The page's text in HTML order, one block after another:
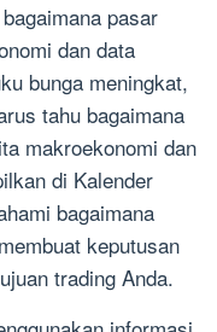
pasar
dan data
bunga meningkat,
tahu bagaimana
makroekonomi dan
di Kalender
bagaimana
keputusan
trading Anda.